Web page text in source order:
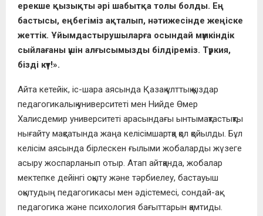
ерекше қызықты әрі шабытқа толы болды. Ең
бастысы, еңбегіміз ақталып, нәтижесінде жеңіске
жеттік. Ұйымдастырушыларға осындай мүмкіндік
сыйлағаны үшін алғысымызды білдіреміз. Түркия,
бізді күт!».
Айта кетейік, іс-шара аясында Қазақ ұлттық қыздар
педагогикалық университеті мен Нийде Өмер
Халисдемир университеті арасындағы ынтымақтастықты
нығайту мақсатында жаңа келісімшартқа қол қойылды. Бұл
келісім аясында бірлескен ғылыми жобаларды жүзеге
асыру жоспарланып отыр. Атап айтқанда, жобалар
мектепке дейінгі оқыту және тәрбиелеу, бастауыш
оқытудың педагогикасы мен әдістемесі, сондай-ақ
педагогика және психология бағыттарын қамтиды.